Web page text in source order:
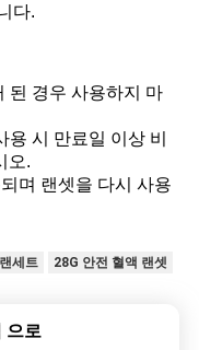
다.
된 경우 사용하지 마
시 만료일 이상 비
오.
며 랜셋을 다시 사용
세트 28G 안전 혈액 랜셋
으로